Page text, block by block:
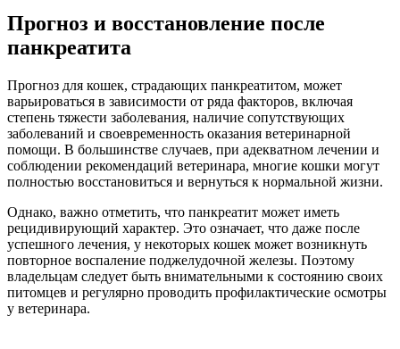
Прогноз и восстановление после
панкреатита
Прогноз для кошек, страдающих панкреатитом, может
варьироваться в зависимости от ряда факторов, включая
степень тяжести заболевания, наличие сопутствующих
заболеваний и своевременность оказания ветеринарной
помощи. В большинстве случаев, при адекватном лечении и
соблюдении рекомендаций ветеринара, многие кошки могут
полностью восстановиться и вернуться к нормальной жизни.
Однако, важно отметить, что панкреатит может иметь
рецидивирующий характер. Это означает, что даже после
успешного лечения, у некоторых кошек может возникнуть
повторное воспаление поджелудочной железы. Поэтому
владельцам следует быть внимательными к состоянию своих
питомцев и регулярно проводить профилактические осмотры
у ветеринара.